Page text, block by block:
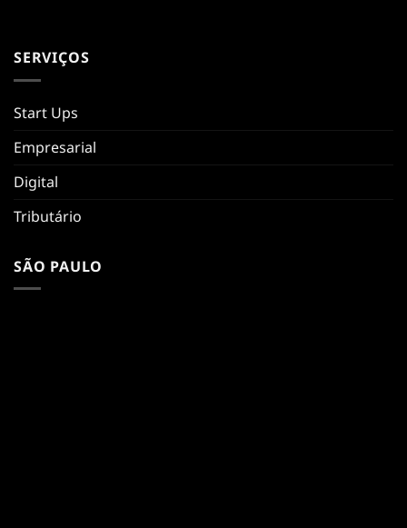
SERVIÇOS
Start Ups
Empresarial
Digital
Tributário
SÃO PAULO